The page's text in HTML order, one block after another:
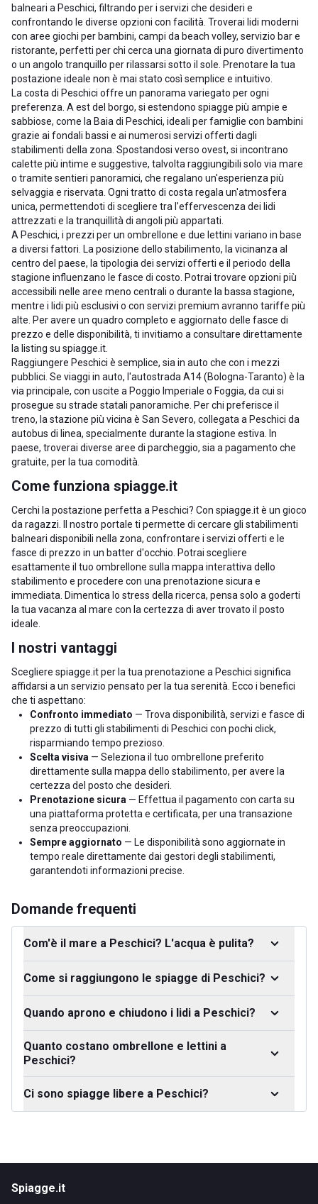
balneari a Peschici, filtrando per i servizi che desideri e
confrontando le diverse opzioni con facilità. Troverai lidi moderni
con aree giochi per bambini, campi da beach volley, servizio bar e
ristorante, perfetti per chi cerca una giornata di puro divertimento
o un angolo tranquillo per rilassarsi sotto il sole. Prenotare la tua
postazione ideale non è mai stato così semplice e intuitivo.
La costa di Peschici offre un panorama variegato per ogni
preferenza. A est del borgo, si estendono spiagge più ampie e
sabbiose, come la Baia di Peschici, ideali per famiglie con bambini
grazie ai fondali bassi e ai numerosi servizi offerti dagli
stabilimenti della zona. Spostandosi verso ovest, si incontrano
calette più intime e suggestive, talvolta raggiungibili solo via mare
o tramite sentieri panoramici, che regalano un'esperienza più
selvaggia e riservata. Ogni tratto di costa regala un'atmosfera
unica, permettendoti di scegliere tra l'effervescenza dei lidi
attrezzati e la tranquillità di angoli più appartati.
A Peschici, i prezzi per un ombrellone e due lettini variano in base
a diversi fattori. La posizione dello stabilimento, la vicinanza al
centro del paese, la tipologia dei servizi offerti e il periodo della
stagione influenzano le fasce di costo. Potrai trovare opzioni più
accessibili nelle aree meno centrali o durante la bassa stagione,
mentre i lidi più esclusivi o con servizi premium avranno tariffe più
alte. Per avere un quadro completo e aggiornato delle fasce di
prezzo e delle disponibilità, ti invitiamo a consultare direttamente
la listing su spiagge.it.
Raggiungere Peschici è semplice, sia in auto che con i mezzi
pubblici. Se viaggi in auto, l'autostrada A14 (Bologna-Taranto) è la
via principale, con uscite a Poggio Imperiale o Foggia, da cui si
prosegue su strade statali panoramiche. Per chi preferisce il
treno, la stazione più vicina è San Severo, collegata a Peschici da
autobus di linea, specialmente durante la stagione estiva. In
paese, troverai diverse aree di parcheggio, sia a pagamento che
gratuite, per la tua comodità.
Come funziona spiagge.it
Cerchi la postazione perfetta a Peschici? Con spiagge.it è un gioco
da ragazzi. Il nostro portale ti permette di cercare gli stabilimenti
balneari disponibili nella zona, confrontare i servizi offerti e le
fasce di prezzo in un batter d'occhio. Potrai scegliere
esattamente il tuo ombrellone sulla mappa interattiva dello
stabilimento e procedere con una prenotazione sicura e
immediata. Dimentica lo stress della ricerca, pensa solo a goderti
la tua vacanza al mare con la certezza di aver trovato il posto
ideale.
I nostri vantaggi
Scegliere spiagge.it per la tua prenotazione a Peschici significa
affidarsi a un servizio pensato per la tua serenità. Ecco i benefici
che ti aspettano:
Confronto immediato — Trova disponibilità, servizi e fasce di
prezzo di tutti gli stabilimenti di Peschici con pochi click,
risparmiando tempo prezioso.
Scelta visiva — Seleziona il tuo ombrellone preferito
direttamente sulla mappa dello stabilimento, per avere la
certezza del posto che desideri.
Prenotazione sicura — Effettua il pagamento con carta su
una piattaforma protetta e certificata, per una transazione
senza preoccupazioni.
Sempre aggiornato — Le disponibilità sono aggiornate in
tempo reale direttamente dai gestori degli stabilimenti,
garantendoti informazioni precise.
Domande frequenti
Com'è il mare a Peschici? L'acqua è pulita?
Come si raggiungono le spiagge di Peschici?
Quando aprono e chiudono i lidi a Peschici?
Quanto costano ombrellone e lettini a
Peschici?
Ci sono spiagge libere a Peschici?
Spiagge.it